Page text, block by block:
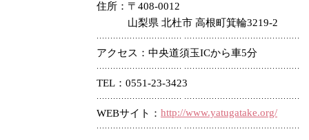
学校・幼稚園・神学校
医療・福祉
宿泊・研修施設
住所
〒408-0012
山梨県 北杜市 高根町箕輪3219-2
アクセス 中央道須玉ICから車5分
TEL 0551-23-3423
WEBサイト http://www.yatugatake.org/